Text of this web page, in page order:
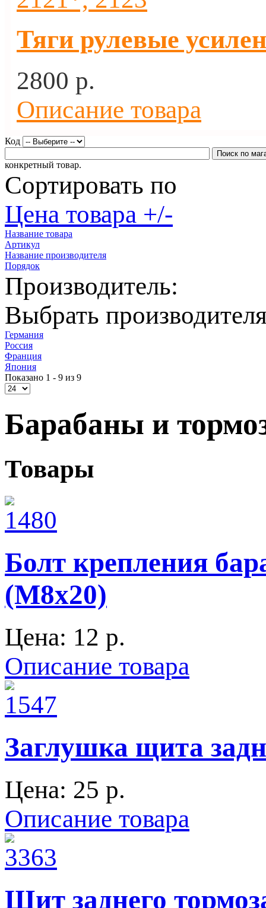
Тяги рулевые
2800 p.
Описание товара
Код
конкретный товар.
Сортировать по
Цена товара +/-
Название товара
Артикул
Название производителя
Порядок
Производитель:
Выбрать
Германия
Россия
Франция
Япония
Показано 1 - 9 из 9
Барабаны и
Товары
Болт крепления
(М8х20)
Цена: 12 p.
Описание товара
Заглушка щита
Цена: 25 p.
Описание товара
Щит заднего